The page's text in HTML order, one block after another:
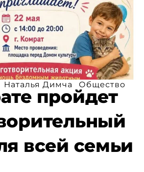
Наталья Димча Общество
пройдет
всей семьи